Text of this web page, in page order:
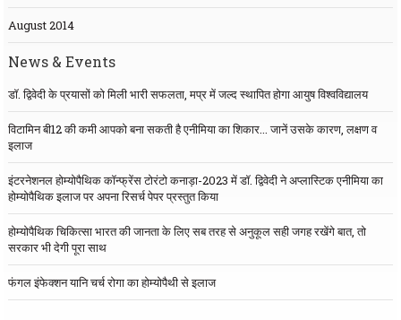
August 2014
News & Events
डॉ. द्विवेदी के प्रयासों को मिली भारी सफलता, मप्र में जल्द स्थापित होगा आयुष विश्वविद्यालय
विटामिन बी12 की कमी आपको बना सकती है एनीमिया का शिकार... जानें उसके कारण, लक्षण व
इलाज
इंटरनेशनल होम्योपैथिक कॉन्फ्रेंस टोरंटो कनाड़ा-2023 में डॉ. द्विवेदी ने अप्लास्टिक एनीमिया का
होम्योपैथिक इलाज पर अपना रिसर्च पेपर प्रस्तुत किया
होम्योपैथिक चिकित्सा भारत की जानता के लिए सब तरह से अनुकूल सही जगह रखेंगे बात, तो
सरकार भी देगी पूरा साथ
फंगल इंफेक्शन यानि चर्च रोगा का होम्योपैथी से इलाज